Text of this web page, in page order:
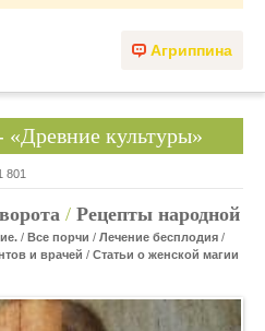
Агриппина
«Древние культуры»
801
/ Рецепты народной
/ Все порчи / Лечение бесплодия /
и врачей / Статьи о женской магии